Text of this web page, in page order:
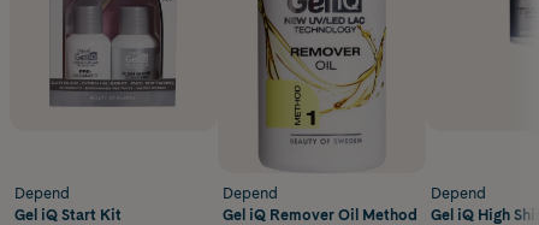
Depend
Gel iQ Start Kit
Depend
Gel iQ Remover Oil Method
Depend
Gel iQ High